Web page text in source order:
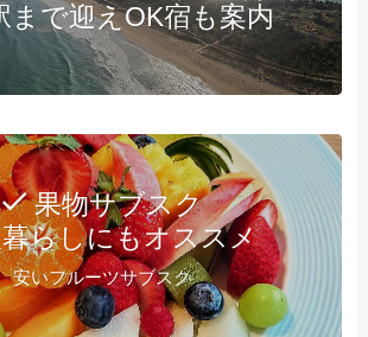
まで迎えOK宿も案内
果物サブスク
らしにもオススメ
安いフルーツサブスク